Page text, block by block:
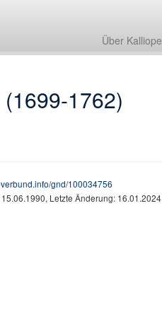
Über Kalliope
1762)
gnd/100034756
15.06.1990, Letzte Änderung: 16.01.2024